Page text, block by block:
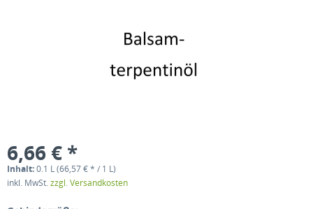
6,66 € *
Inhalt:0.1 L (66,57 € * / 1 L)
inkl. MwSt.zzgl. Versandkosten